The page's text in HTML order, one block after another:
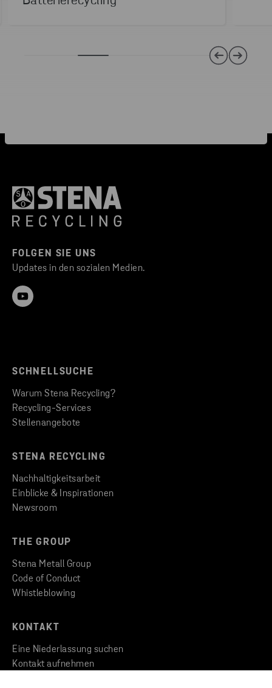
FOLGEN SIE UNS
Updates in den sozialen Medien.
SCHNELLSUCHE
Warum Stena Recycling?
Recycling-Services
Stellenangebote
STENA RECYCLING
Nachhaltigkeitsarbeit
Einblicke & Inspirationen
Newsroom
THE GROUP
Stena Metall Group
Code of Conduct
Whistleblowing
KONTAKT
Eine Niederlassung suchen
Kontakt aufnehmen